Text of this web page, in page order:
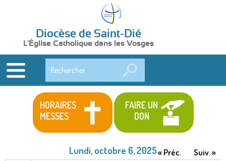
Diocèse de Saint-Dié
L'Église Catholique dans les Vosges
HORAIRES
MESSES
FAIRE UN
DON
Lundi, octobre 6, 2025« Préc. Suiv. »